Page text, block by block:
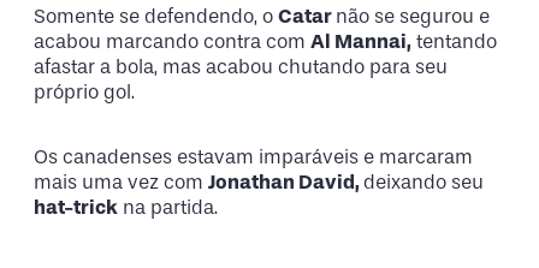
Somente se defendendo, o Catar não se segurou e
acabou marcando contra com Al Mannai, tentando
afastar a bola, mas acabou chutando para seu
próprio gol.
Os canadenses estavam imparáveis e marcaram
mais uma vez com Jonathan David,deixando seu
hat-trick na partida.